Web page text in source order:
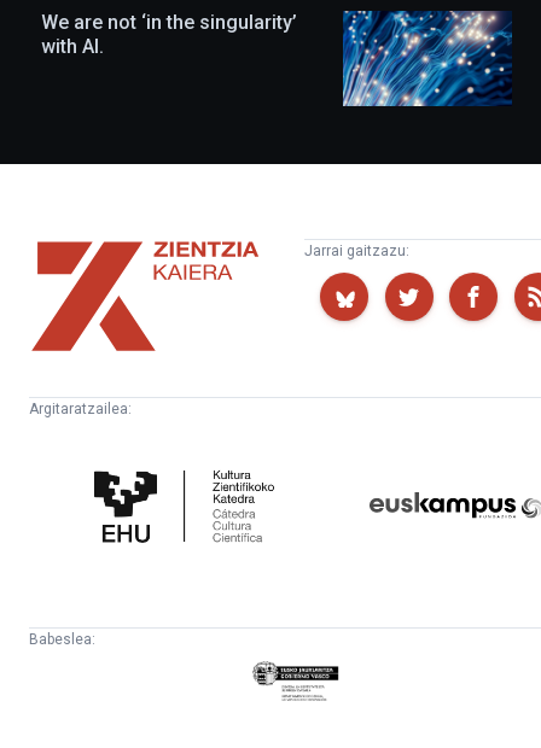
We are not ‘in the singularity’
with AI.
Zientzia
Kaiera
Jarrai gaitzazu:
Argitaratzailea:
Zientifikoko
Katedra
Babeslea:
Eusko
Jaurlaritza